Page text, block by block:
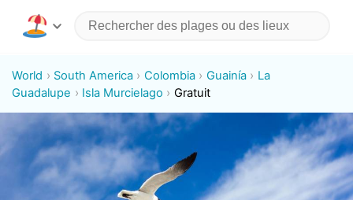
World South America Colombia Guainía
La
Guadalupe
Isla Murcielago Gratuit